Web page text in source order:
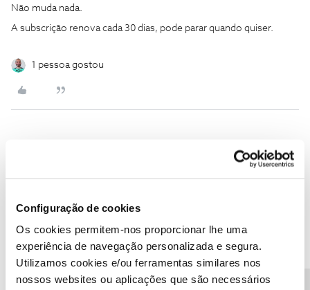
Configuração de cookies
Os cookies permitem-nos proporcionar lhe uma
experiência de navegação personalizada e segura.
Utilizamos cookies e/ou ferramentas similares nos
nossos websites ou aplicações que são necessários
Não muda nada.
A subscrição renova cada 30 dias, pode parar quando quiser.
1 pessoa gostou
Forum|Forum|1 year ago
João H. Forum|Forum|1 year ago